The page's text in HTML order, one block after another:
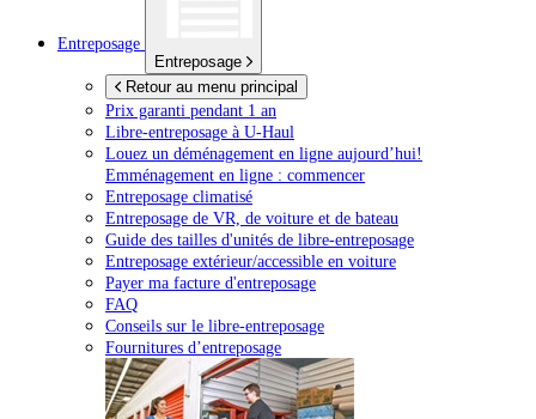
Entreposage
Entreposage
Retour au menu principal
Prix garanti pendant 1 an
Libre-entreposage à U-Haul
Louez un déménagement en ligne aujourd’hui!
Emménagement en ligne : commencer
Entreposage climatisé
Entreposage de VR, de voiture et de bateau
Guide des tailles d'unités de libre-entreposage
Entreposage extérieur/accessible en voiture
Payer ma facture d'entreposage
FAQ
Conseils sur le libre-entreposage
Fournitures d’entreposage